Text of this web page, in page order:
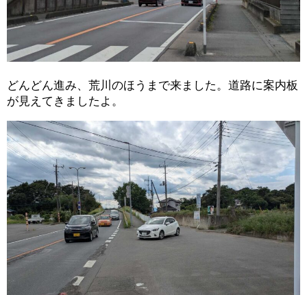
どんどん進み、荒川のほうまで来ました。道路に案内板
が見えてきましたよ。